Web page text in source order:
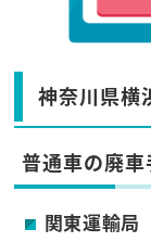
神奈川県横
普通車の廃車
関東運輸局